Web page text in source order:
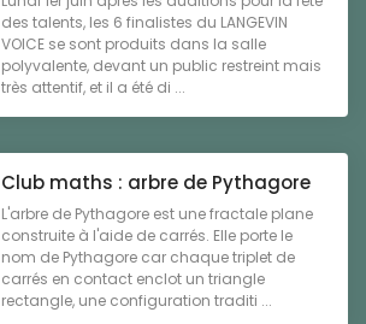
des talents, les 6 finalistes du LANGEVIN
VOICE se sont produits dans la salle
polyvalente, devant un public restreint mais
très attentif, et il a été di ...
Club maths : arbre de Pythagore
L'arbre de Pythagore est une fractale plane
construite à l'aide de carrés. Elle porte le
nom de Pythagore car chaque triplet de
carrés en contact enclot un triangle
rectangle, une configuration traditi ...